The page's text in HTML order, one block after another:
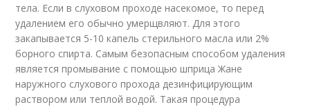
тела. Если в слуховом проходе насекомое, то перед
удалением его обычно умерщвляют. Для этого
закапывается 5-10 капель стерильного масла или 2%
борного спирта. Самым безопасным способом удаления
является промывание с помощью шприца Жане
наружного слухового прохода дезинфицирующим
раствором или теплой водой. Такая процедура